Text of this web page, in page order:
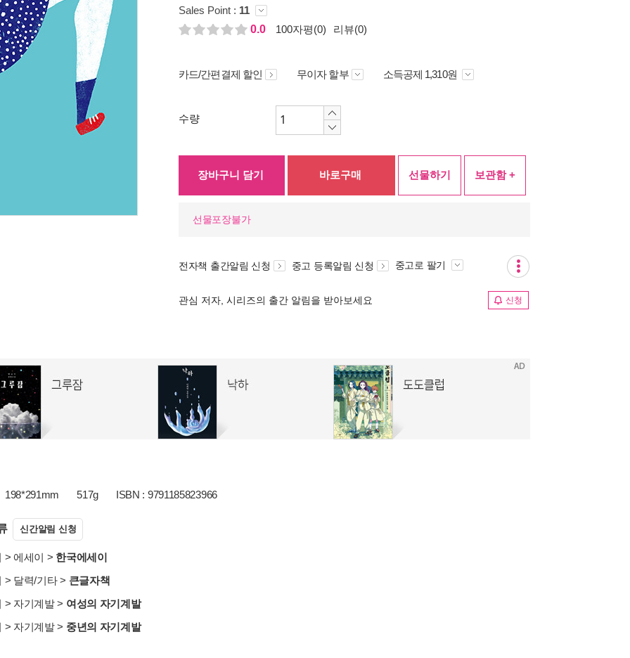
Sales Point : 11
0.0
100자평(0) 리뷰(0)
카드/간편결제 할인 무이자 할부 소득공제 1,310원
수량
장바구니 담기 바로구매 선물하기 보관함 +
선물포장불가
전자책 출간알림 신청 중고 등록알림 신청 중고로 팔기
관심 저자, 시리즈의 출간 알림을 받아보세요 신청
198*291mm 517g ISBN : 9791185823966
신간알림 신청
> 에세이 > 한국에세이
> 달력/기타> 큰글자책
> 자기계발> 여성의 자기계발
> 자기계발> 중년의 자기계발